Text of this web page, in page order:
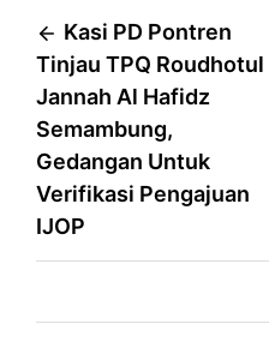
Post
navigation
Kasi PD Pontren
Tinjau TPQ Roudhotul
Jannah Al Hafidz
Semambung,
Gedangan Untuk
Verifikasi Pengajuan
IJOP